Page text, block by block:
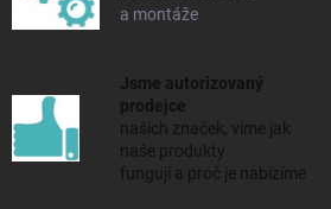
a montáže
Jsme autorizovaný
prodejce
našich značek, víme jak
naše produkty
fungují a proč je nabízíme